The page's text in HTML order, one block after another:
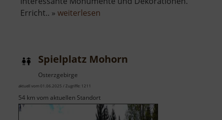
Erricht.. » weiterlesen
Spielplatz Mohorn
Osterzgebirge
aktuell vom 01.06.2025 / Zugriffe: 1211
54 km vom aktuellen Standort